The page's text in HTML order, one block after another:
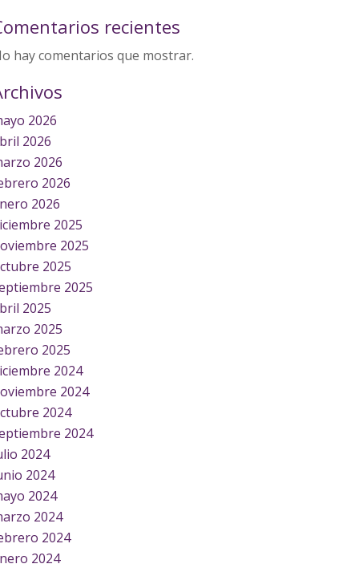
recientes
hay comentarios que mostrar.
2026
2026
2026
2026
2026
2025
2025
2025
2025
2025
2025
2025
2024
2024
2024
2024
2024
2024
2024
2024
2024
2024